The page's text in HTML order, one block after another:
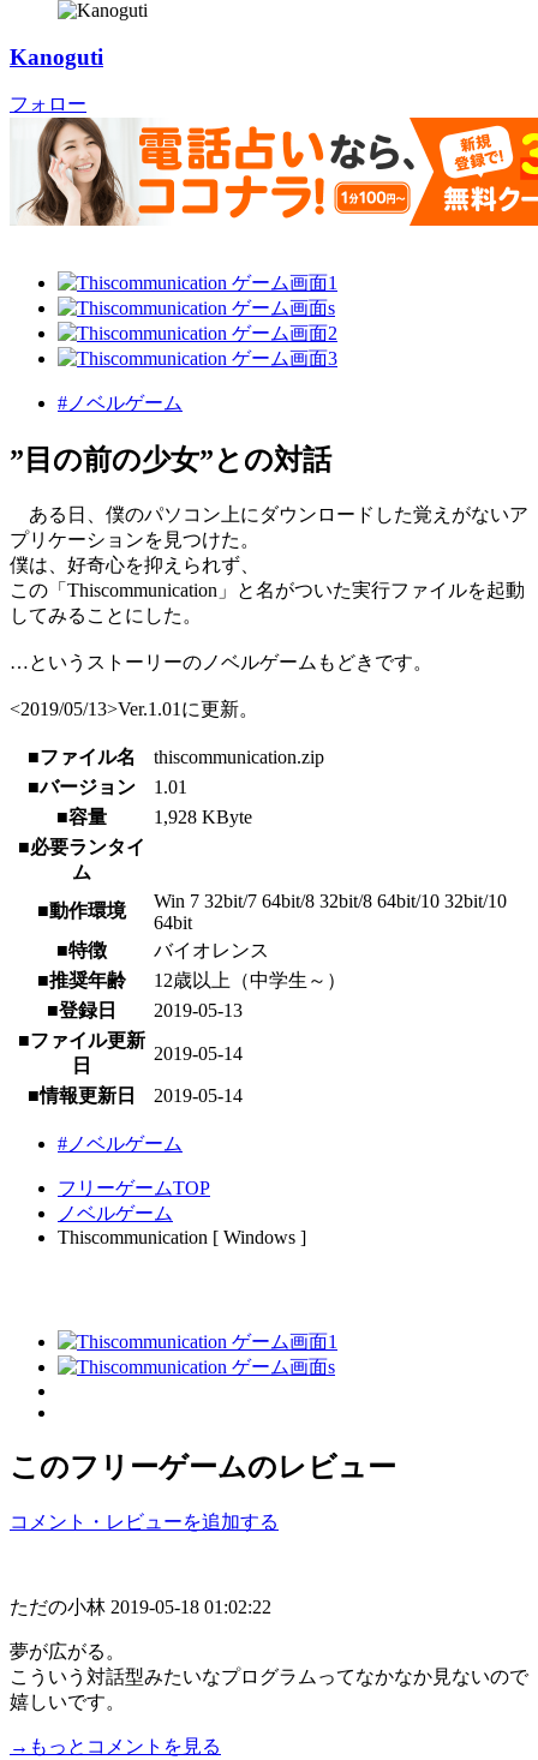
Kanoguti
フォロー
#ノベルゲーム
”目の前の少女”との対話
ある日、僕のパソコン上にダウンロードした覚えがないア
プリケーションを見つけた。
僕は、好奇心を抑えられず、
この「Thiscommunication」と名がついた実行ファイルを起動
してみることにした。
…というストーリーのノベルゲームもどきです。
<2019/05/13>Ver.1.01に更新。
■ファイル名
thiscommunication.zip
■バージョン
1.01
■容量
1,928 KByte
■必要ランタイ
ム
■動作環境
Win 7 32bit/7 64bit/8 32bit/8 64bit/10 32bit/10
64bit
■特徴
バイオレンス
■推奨年齢
12歳以上（中学生～）
■登録日
2019-05-13
■ファイル更新
日
2019-05-14
■情報更新日 2019-05-14
#ノベルゲーム
フリーゲームTOP
ノベルゲーム
Thiscommunication [ Windows ]
このフリーゲームのレビュー
コメント・レビューを追加する
ただの小林 2019-05-18 01:02:22
夢が広がる。
こういう対話型みたいなプログラムってなかなか見ないので
嬉しいです。
→もっとコメントを見る